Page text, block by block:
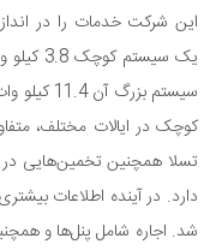
فناوری‌ها
نجوم و هوا فضا
زمین و محیط زیست
خودرو
سرگرمی
دانستنی‌ها
این شرکت خدمات را در
سیستم
تسلا همچنین تخمین‌هایی در
دارد. در آینده اطلاعات
شد. اجاره شامل پنل‌ها و